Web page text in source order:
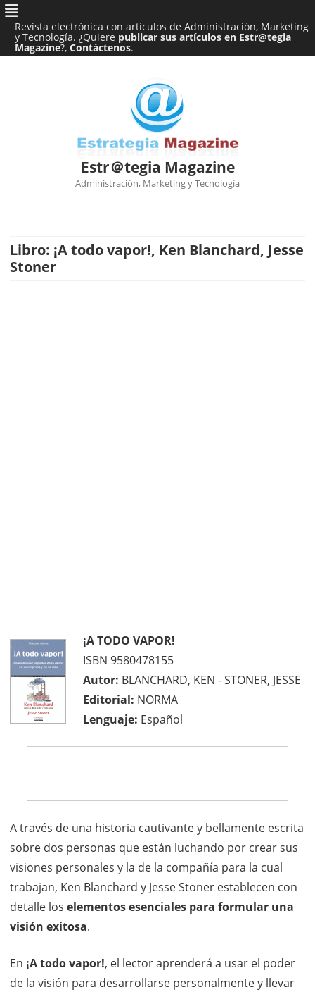
Revista electrónica con artículos de Administración, Marketing
y Tecnología. ¿Quiere publicar sus artículos en Estr@tegia
Magazine?, Contáctenos.
Estr＠tegia Magazine
Administración, Marketing y Tecnología
contenido
Libro: ¡A todo vapor!, Ken Blanchard, Jesse
Stoner
¡A TODO VAPOR!
ISBN 9580478155
Autor: BLANCHARD, KEN - STONER, JESSE
Editorial: NORMA
Lenguaje: Español
A través de una historia cautivante y bellamente escrita
sobre dos personas que están luchando por crear sus
visiones personales y la de la compañía para la cual
trabajan, Ken Blanchard y Jesse Stoner establecen con
detalle los elementos esenciales para formular una
visión exitosa.
En ¡A todo vapor!, el lector aprenderá a usar el poder
de la visión para desarrollarse personalmente y llevar